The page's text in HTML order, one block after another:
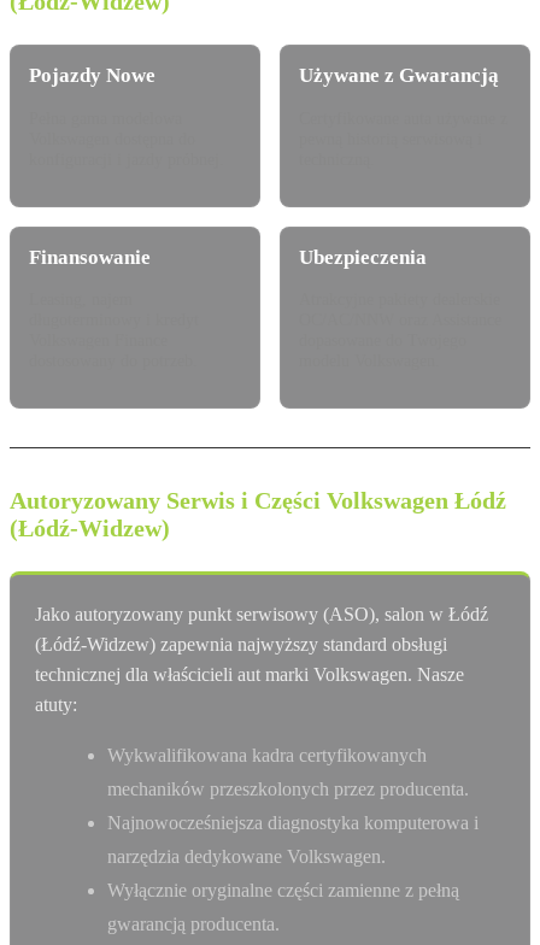
Pojazdy Nowe Używane z Gwarancją
Finansowanie Ubezpieczenia
Autoryzowany Serwis i Części Volkswagen Łódź
(Łódź-Widzew)
Jako autoryzowany punkt serwisowy (ASO), salon w Łódź
(Łódź-Widzew) zapewnia najwyższy standard obsługi
technicznej dla właścicieli aut marki Volkswagen. Nasze
atuty:
Wykwalifikowana kadra certyfikowanych
mechaników przeszkolonych przez producenta.
Najnowocześniejsza diagnostyka komputerowa i
narzędzia dedykowane Volkswagen.
Wyłącznie oryginalne części zamienne z pełną
gwarancją producenta.